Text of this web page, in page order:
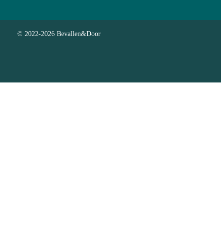
© 2022-2026 Bevallen&Door